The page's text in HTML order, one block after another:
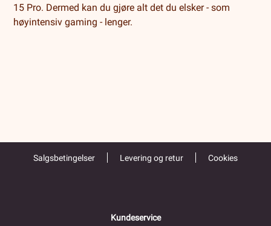
15 Pro. Dermed kan du gjøre alt det du elsker - som
høyintensiv gaming - lenger.
Salgsbetingelser Levering og retur Cookies
Kundeservice